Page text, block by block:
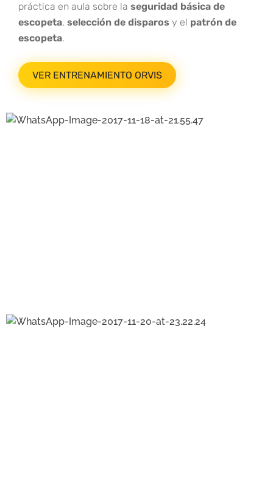
práctica en aula sobre la seguridad básica de
escopeta, selección de disparos y el patrón de
escopeta.
VER ENTRENAMIENTO ORVIS